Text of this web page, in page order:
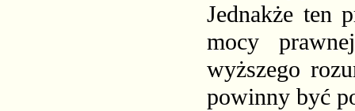
Jednakże ten
mocy
wyższego
powinny być